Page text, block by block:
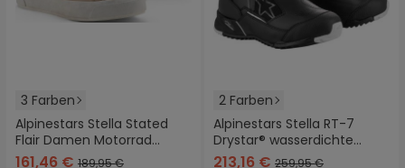
3 Farben
Alpinestars Stella Stated
Flair Damen Motorrad
Schuhe
161,46 € 189,95 €
2 Farben
Alpinestars Stella RT-7
Drystar® wasserdichte
Damen Motorrad Stiefel
213,16 € 259,95 €